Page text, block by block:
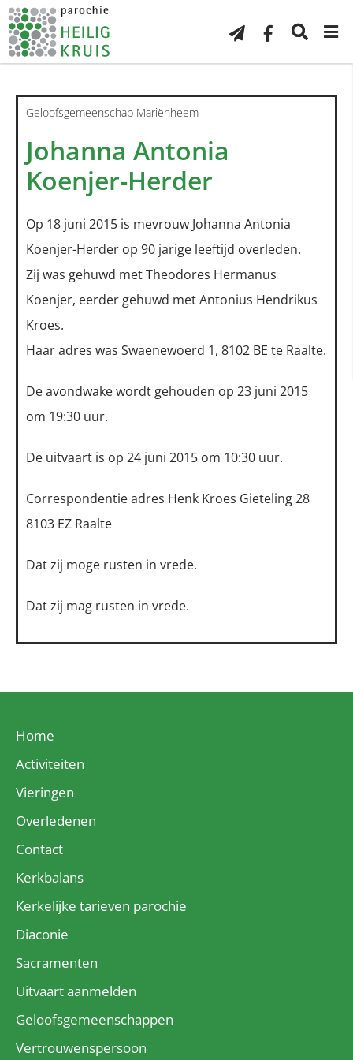
Geloofsgemeenschap Mariënheem
Johanna Antonia
Koenjer-Herder
Op 18 juni 2015 is mevrouw Johanna Antonia
Koenjer-Herder op 90 jarige leeftijd overleden.
Zij was gehuwd met Theodores Hermanus
Koenjer, eerder gehuwd met Antonius Hendrikus
Kroes.
Haar adres was Swaenewoerd 1, 8102 BE te Raalte.
De avondwake wordt gehouden op 23 juni 2015
om 19:30 uur.
De uitvaart is op 24 juni 2015 om 10:30 uur.
Correspondentie adres Henk Kroes Gieteling 28
8103 EZ Raalte
Dat zij moge rusten in vrede.
Dat zij mag rusten in vrede.
Home
Activiteiten
Vieringen
Overledenen
Contact
Kerkbalans
Kerkelijke tarieven parochie
Diaconie
Sacramenten
Uitvaart aanmelden
Geloofsgemeenschappen
Vertrouwenspersoon